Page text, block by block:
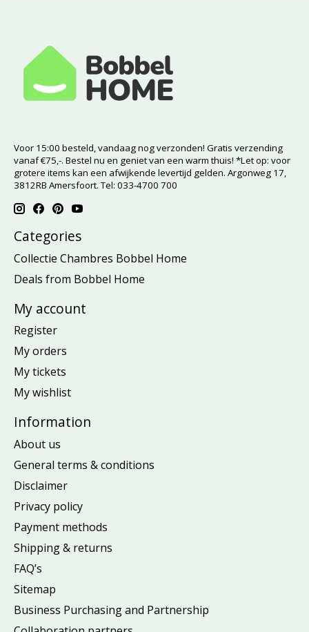
Voor 15:00 besteld, vandaag nog verzonden! Gratis verzending
vanaf €75,-. Bestel nu en geniet van een warm thuis! *Let op: voor
grotere items kan een afwijkende levertijd gelden. Argonweg 17,
3812RB Amersfoort. Tel: 033-4700 700
Categories
Collectie Chambres Bobbel Home
Deals from Bobbel Home
My account
Register
My orders
My tickets
My wishlist
Information
About us
General terms & conditions
Disclaimer
Privacy policy
Payment methods
Shipping & returns
FAQ’s
Sitemap
Business Purchasing and Partnership